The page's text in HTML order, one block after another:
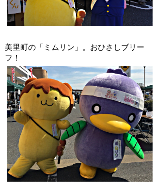
美里町の「ミムリン」。おひさしブリー
フ！